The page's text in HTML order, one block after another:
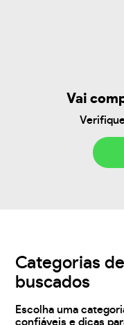
Vai
Categorias
buscados
Escolha uma
confiáveis e dicas